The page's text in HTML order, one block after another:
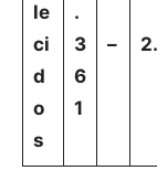
le
ci
d
o
s
.
3
6
1
–